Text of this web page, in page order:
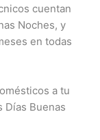
cuentan
Noches, y
en todas
a tu
Días Buenas